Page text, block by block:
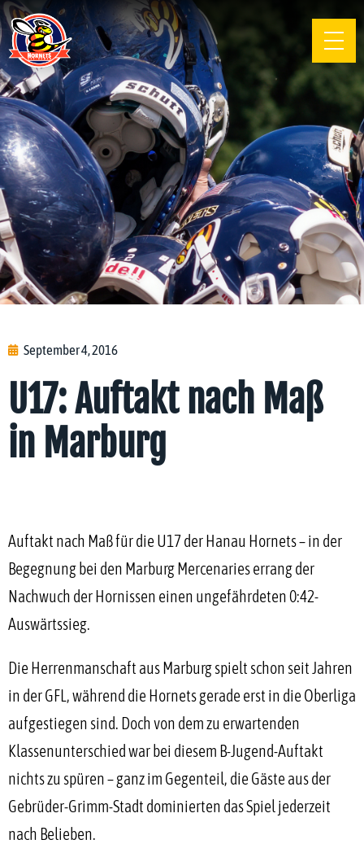
September 4, 2016
U17: Auftakt nach Maß
in Marburg
Auftakt nach Maß für die U17 der Hanau Hornets – in der
Begegnung bei den Marburg Mercenaries errang der
Nachwuch der Hornissen einen ungefährdeten 0:42-
Auswärtssieg.
Die Herrenmanschaft aus Marburg spielt schon seit Jahren
in der GFL, während die Hornets gerade erst in die Oberliga
aufgestiegen sind. Doch von dem zu erwartenden
Klassenunterschied war bei diesem B-Jugend-Auftakt
nichts zu spüren – ganz im Gegenteil, die Gäste aus der
Gebrüder-Grimm-Stadt dominierten das Spiel jederzeit
nach Belieben.